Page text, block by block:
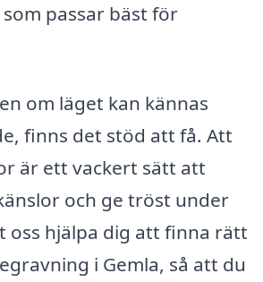
passar bäst för
om läget kan kännas
finns det stöd att få. Att
är ett vackert sätt att
och ge tröst under
oss hjälpa dig att finna rätt
i Gemla, så att du